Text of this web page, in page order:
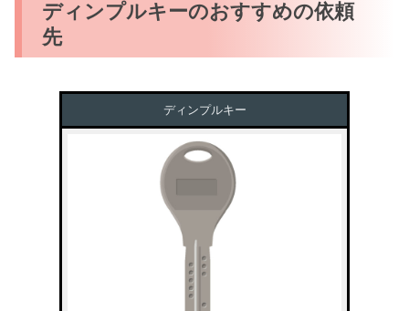
ディンプルキーのおすすめの依頼
先
ディンプルキー